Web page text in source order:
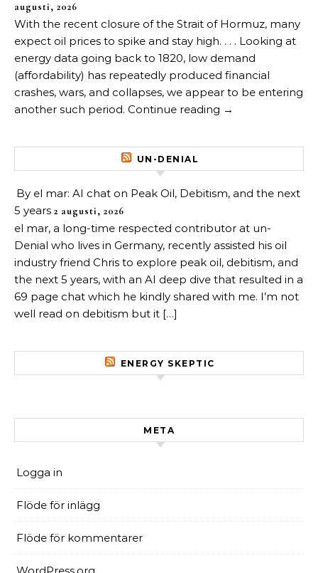
augusti, 2026
With the recent closure of the Strait of Hormuz, many
expect oil prices to spike and stay high. . . . Looking at
energy data going back to 1820, low demand
(affordability) has repeatedly produced financial
crashes, wars, and collapses, we appear to be entering
another such period. Continue reading →
UN-DENIAL
By el mar: AI chat on Peak Oil, Debitism, and the next
5 years 2 augusti, 2026
el mar, a long-time respected contributor at un-
Denial who lives in Germany, recently assisted his oil
industry friend Chris to explore peak oil, debitism, and
the next 5 years, with an AI deep dive that resulted in a
69 page chat which he kindly shared with me. I’m not
well read on debitism but it […]
ENERGY SKEPTIC
META
Logga in
Flöde för inlägg
Flöde för kommentarer